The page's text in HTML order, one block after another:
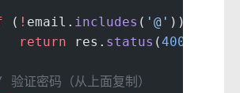
( ! email. includes ( '@' )) {
return
res. status (400
证密码（从上面复制）